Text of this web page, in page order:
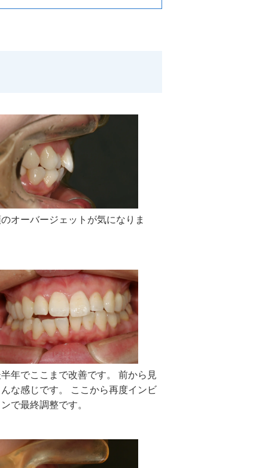
オーバージェットが気になりま
年でここまで改善です。 前から見
な感じです。 ここから再度インビ
で最終調整です。